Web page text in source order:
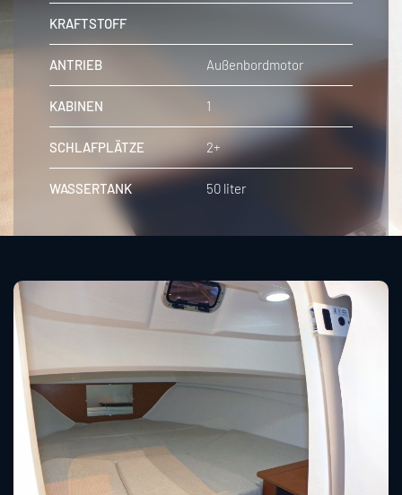
KRAFTSTOFF
ANTRIEB Außenbordmotor
KABINEN 1
SCHLAFPLÄTZE 2+
WASSERTANK 50 liter